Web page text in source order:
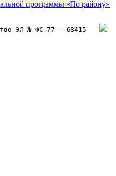
ЭЛ № ФС 77 – 68415